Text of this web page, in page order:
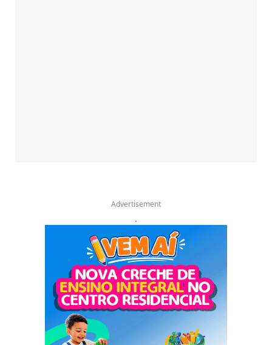
Advertisement
.